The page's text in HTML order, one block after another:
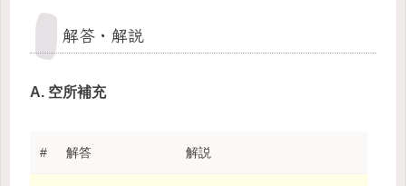
解答・解説
A. 空所補充
# 解答 解説